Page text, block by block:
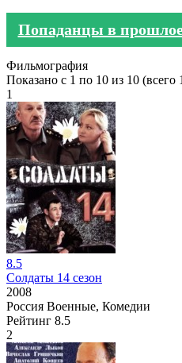
Попаданцы в
Фильмография
Показано с 1 по 10 из 10 (всего
1
8.5
Солдаты 14 сезон
2008
Россия Военные, Комедии
Рейтинг 8.5
2